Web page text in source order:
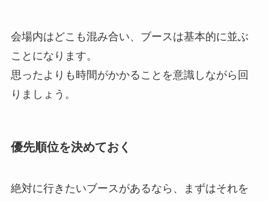
会場内はどこも混み合い、ブースは基本的に並ぶ
ことになります。
思ったよりも時間がかかることを意識しながら回
りましょう。
優先順位を決めておく
絶対に行きたいブースがあるなら、まずはそれを